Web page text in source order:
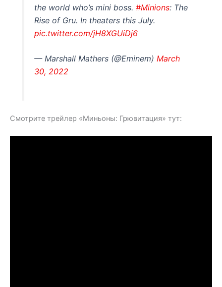
the world who’s mini boss.#Minions: The
Rise of Gru. In theaters this July.
pic.twitter.com/jH8XGUiDj6
— Marshall Mathers (@Eminem)March
30, 2022
Смотрите трейлер «Миньоны: Грювитация» тут: